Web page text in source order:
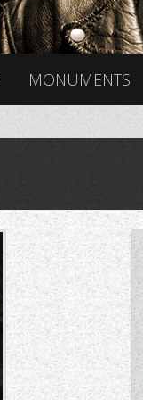
MONUMENTS